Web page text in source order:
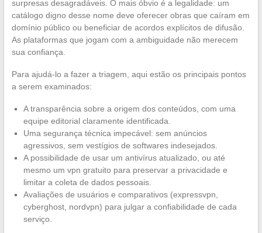
surpresas desagradáveis. O mais óbvio é a legalidade: um
catálogo digno desse nome deve oferecer obras que caíram em
domínio público ou beneficiar de acordos explícitos de difusão.
As plataformas que jogam com a ambiguidade não merecem
sua confiança.
Para ajudá-lo a fazer a triagem, aqui estão os principais pontos
a serem examinados:
A transparência sobre a origem dos conteúdos, com uma
equipe editorial claramente identificada.
Uma segurança técnica impecável: sem anúncios
agressivos, sem vestígios de softwares indesejados.
A possibilidade de usar um antivírus atualizado, ou até
mesmo um vpn gratuito para preservar a privacidade e
limitar a coleta de dados pessoais.
Avaliações de usuários e comparativos (expressvpn,
cyberghost, nordvpn) para julgar a confiabilidade de cada
serviço.